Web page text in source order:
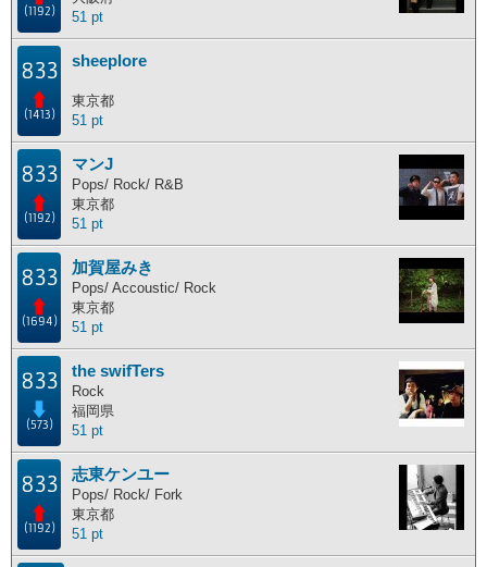
主な活動地別に分けたランキングです。
北海道
近畿地方
海外
(1192)
51 pt
833
(1413)
sheeplore
東京都
51 pt
833
(1192)
マンJ
Pops/ Rock/ R&B
東京都
51 pt
833
(1694)
加賀屋みき
Pops/ Accoustic/ Rock
東京都
51 pt
833
(573)
the swifTers
Rock
福岡県
51 pt
833
(1192)
志東ケンユー
Pops/ Rock/ Fork
東京都
51 pt